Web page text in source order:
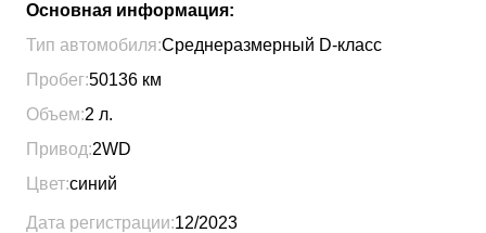
Основная информация:
Тип автомобиля:Среднеразмерный D-класс
Пробег:50136 км
Объем:2 л.
Привод:2WD
Цвет:синий
Дата регистрации:12/2023